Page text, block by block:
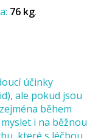
76 kg
účinky
ale pokud jsou
během
i na běžnou